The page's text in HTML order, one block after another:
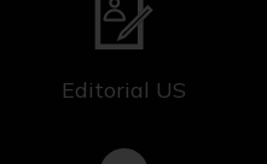
Editorial US